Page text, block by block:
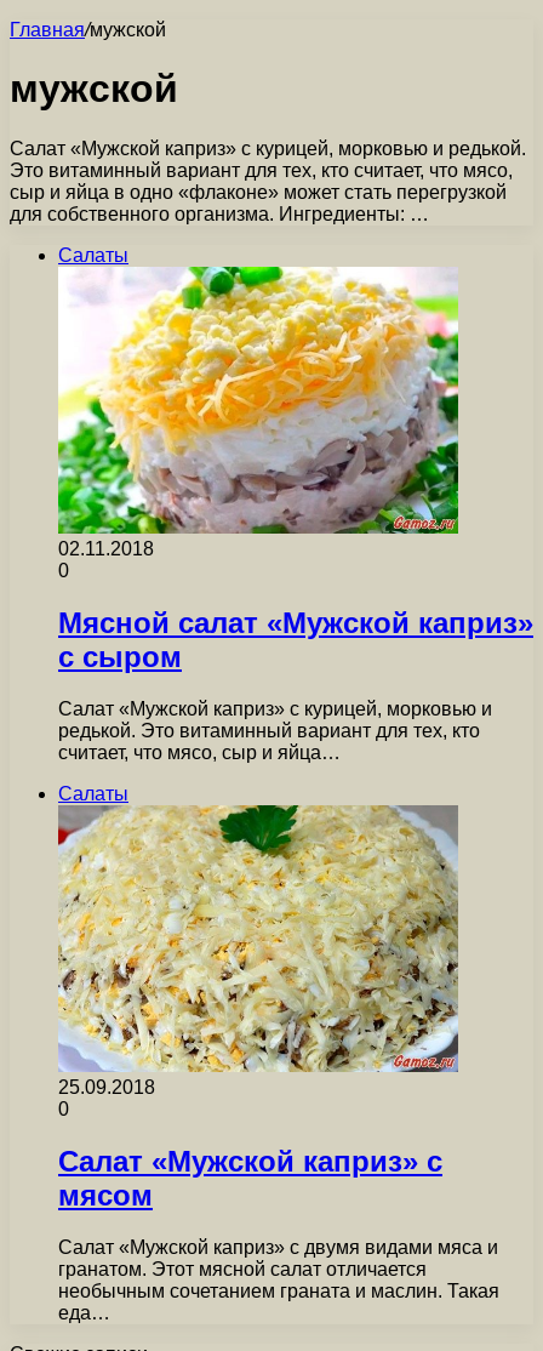
Главная/мужской
мужской
Салат «Мужской каприз» с курицей, морковью и редькой.
Это витаминный вариант для тех, кто считает, что мясо,
сыр и яйца в одно «флаконе» может стать перегрузкой
для собственного организма. Ингредиенты: …
Салаты
02.11.2018
0
Мясной салат «Мужской каприз»
с сыром
Салат «Мужской каприз» с курицей, морковью и
редькой. Это витаминный вариант для тех, кто
считает, что мясо, сыр и яйца…
Салаты
25.09.2018
0
Салат «Мужской каприз» с
мясом
Салат «Мужской каприз» с двумя видами мяса и
гранатом. Этот мясной салат отличается
необычным сочетанием граната и маслин. Такая
еда…